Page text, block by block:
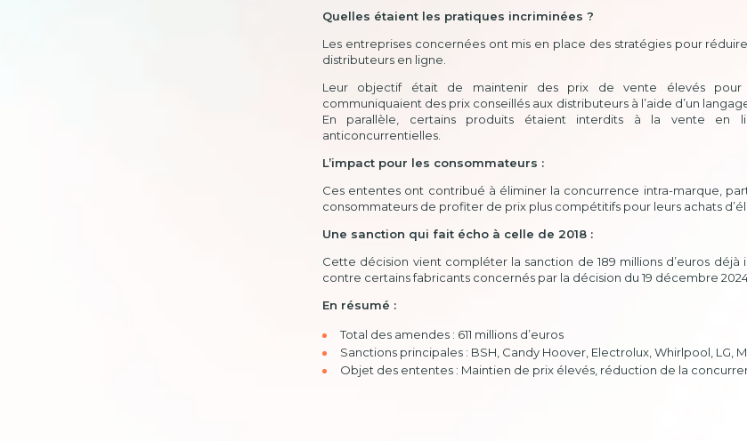
Quelles étaient les pratiques incriminées ?
Les entreprises concernées ont mis en place des stratégies pour
distributeurs en ligne.
Leur objectif était de maintenir des prix de vente élevés pour
communiquaient des prix conseillés aux distributeurs à l’aide d’un
En parallèle, certains produits étaient interdits à la vente en
anticoncurrentielles.
L’impact pour les consommateurs :
Ces ententes ont contribué à éliminer la concurrence intra-marque,
consommateurs de profiter de prix plus compétitifs pour leurs achats
Une sanction qui fait écho à celle de 2018 :
Cette décision vient compléter la sanction de 189 millions d’euros déjà
contre certains fabricants concernés par la décision du 19 décembre
En résumé :
Total des amendes : 611 millions d’euros
Sanctions principales : BSH, Candy Hoover, Electrolux, Whirlpool, LG,
Objet des ententes : Maintien de prix élevés, réduction de la